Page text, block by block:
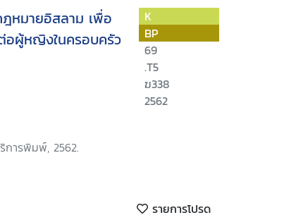
หมายอิสลาม เพื่อ
อผู้หญิงในครอบครัว
ารพิมพ์, 2562.
K
BP
69
.T5
ฆ338
2562
รายการโปรด